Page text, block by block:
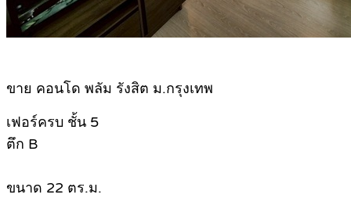
ขาย คอนโด พลัม รังสิต ม.กรุงเทพ
เฟอร์ครบ ชั้น 5
ตึก B
ขนาด 22 ตร.ม.